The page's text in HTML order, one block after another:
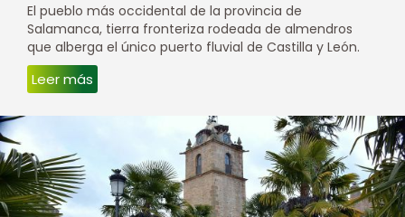
El pueblo más occidental de la provincia de
Salamanca, tierra fronteriza rodeada de almendros
que alberga el único puerto fluvial de Castilla y León.
Leer más